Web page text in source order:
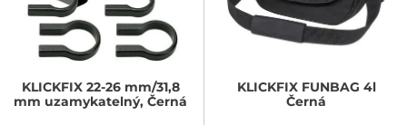
KLICKFIX22-26 mm/31,8
mm uzamykatelný, Černá
KLICKFIXFUNBAG 4l
Černá